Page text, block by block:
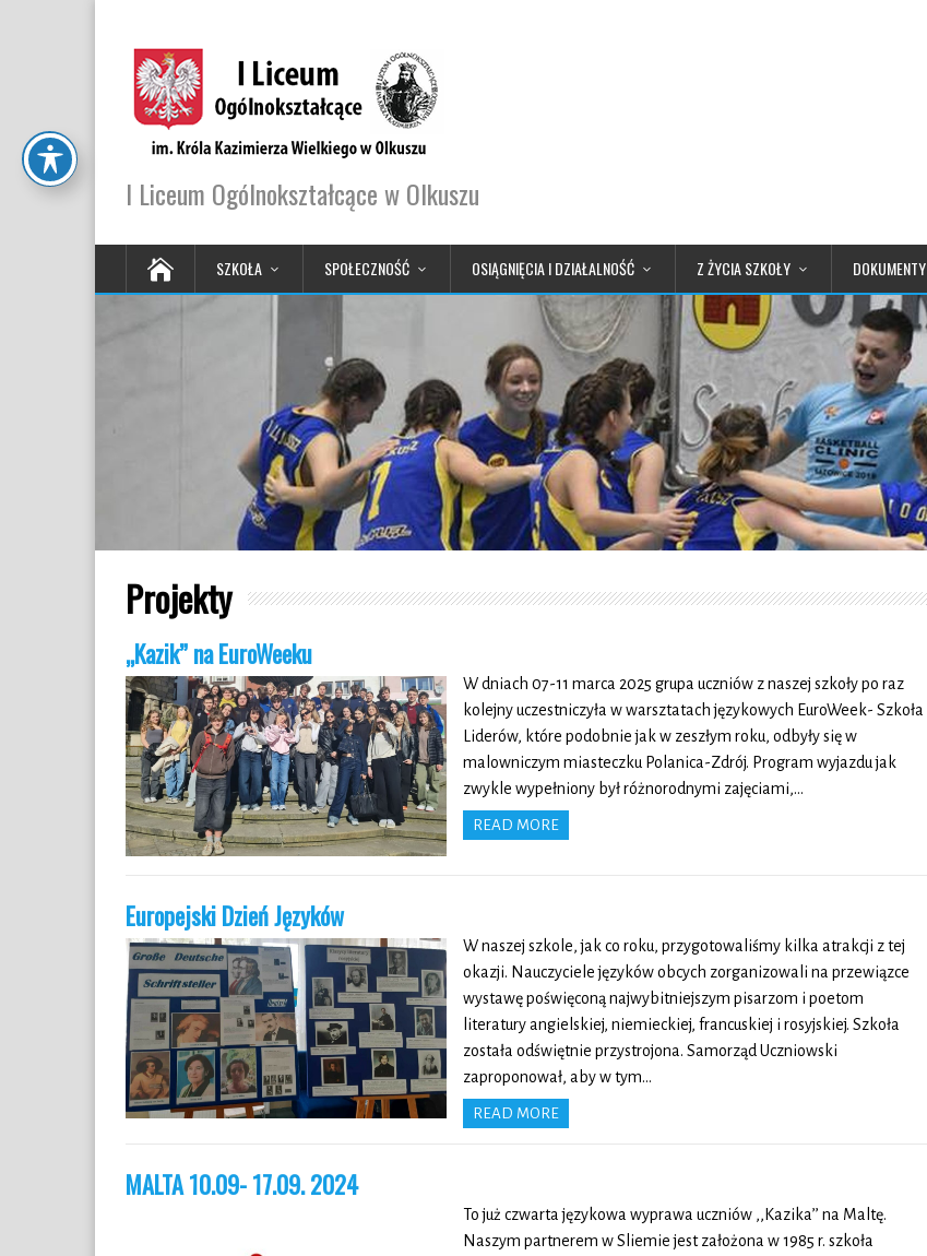
I Liceum Ogólnokształcące w Olkuszu
SZKOŁA SPOŁECZNOŚĆ OSIĄGNIĘCIA I DZIAŁALNOŚĆ Z ŻYCIA SZKOŁY DOKUMENTY
Projekty
„Kazik” na EuroWeeku
W dniach 07-11 marca 2025 grupa uczniów z naszej szkoły po raz
kolejny uczestniczyła w warsztatach językowych EuroWeek- Szkoła
Liderów, które podobnie jak w zeszłym roku, odbyły się w
malowniczym miasteczku Polanica-Zdrój. Program wyjazdu jak
zwykle wypełniony był różnorodnymi zajęciami,…
READ MORE
Europejski Dzień Języków
W naszej szkole, jak co roku, przygotowaliśmy kilka atrakcji z tej
okazji. Nauczyciele języków obcych zorganizowali na przewiązce
wystawę poświęconą najwybitniejszym pisarzom i poetom
literatury angielskiej, niemieckiej, francuskiej i rosyjskiej. Szkoła
została odświętnie przystrojona. Samorząd Uczniowski
zaproponował, aby w tym…
READ MORE
MALTA 10.09- 17.09. 2024
To już czwarta językowa wyprawa uczniów ,,Kazika’’ na Maltę.
Naszym partnerem w Sliemie jest założona w 1985 r. szkoła